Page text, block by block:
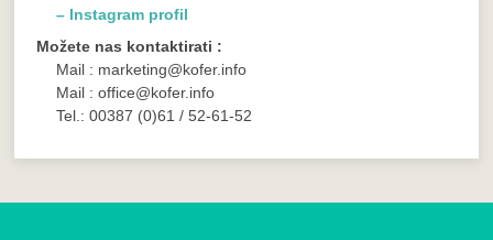
– Instagram profil
Možete nas kontaktirati :
Mail : marketing@kofer.info
Mail : office@kofer.info
Tel.: 00387 (0)61 / 52-61-52